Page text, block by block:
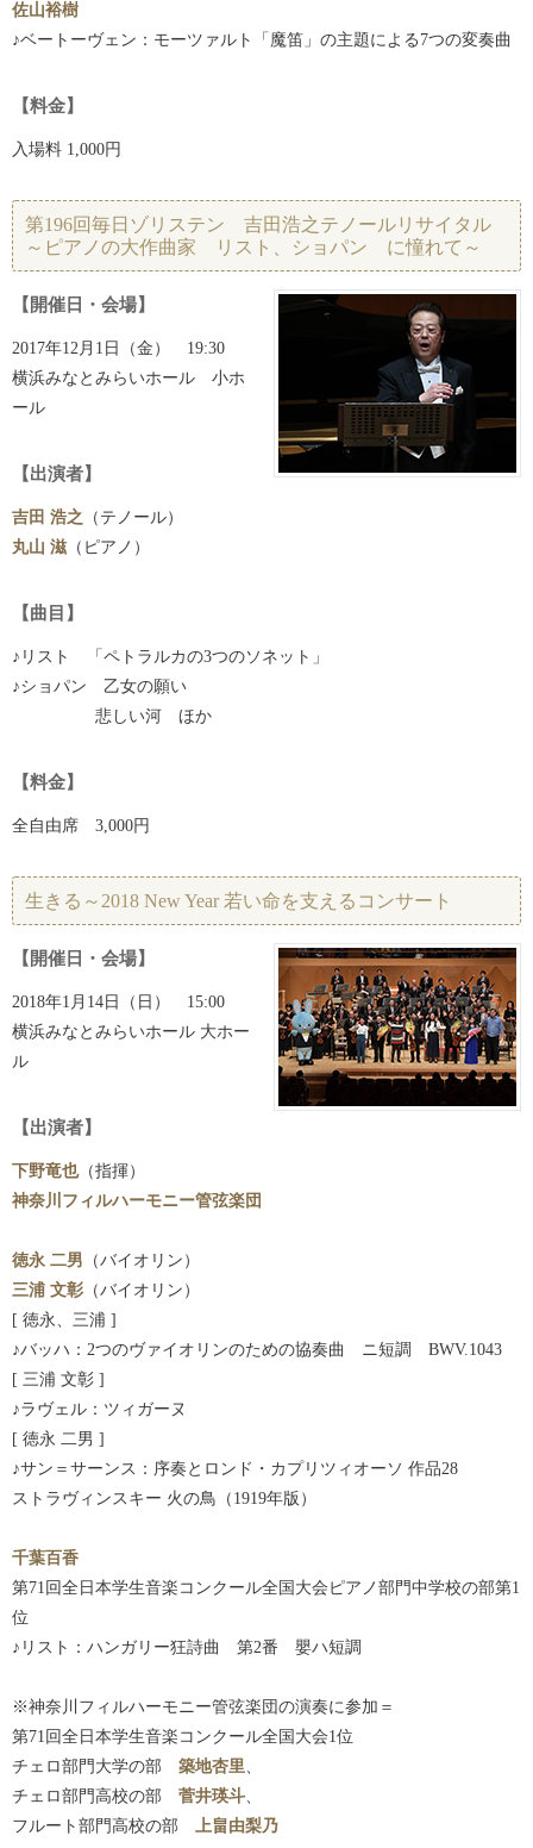
佐山裕樹
♪ベートーヴェン：モーツァルト「魔笛」の主題による7つの変奏曲
【料金】
入場料 1,000円
第196回毎日ゾリステン 吉田浩之テノールリサイタル
～ピアノの大作曲家 リスト、ショパン に憧れて～
【開催日・会場】
2017年12月1日（金） 19:30
横浜みなとみらいホール 小ホ
ール
【出演者】
吉田 浩之 （テノール）
丸山 滋 （ピアノ）
【曲目】
♪リスト 「ペトラルカの3つのソネット」
♪ショパン 乙女の願い
悲しい河 ほか
【料金】
全自由席 3,000円
生きる～2018 New Year 若い命を支えるコンサート
【開催日・会場】
2018年1月14日（日） 15:00
横浜みなとみらいホール 大ホー
ル
【出演者】
下野竜也（指揮）
神奈川フィルハーモニー管弦楽団
徳永 二男 （バイオリン）
三浦 文彰 （バイオリン）
[ 徳永、三浦 ]
♪バッハ：2つのヴァイオリンのための協奏曲 ニ短調 BWV.1043
[ 三浦 文彰 ]
♪ラヴェル：ツィガーヌ
[ 徳永 二男 ]
♪サン＝サーンス：序奏とロンド・カプリツィオーソ 作品28
ストラヴィンスキー 火の鳥（1919年版）
千葉百香
第71回全日本学生音楽コンクール全国大会ピアノ部門中学校の部第1
位
♪リスト：ハンガリー狂詩曲 第2番 嬰ハ短調
※神奈川フィルハーモニー管弦楽団の演奏に参加＝
第71回全日本学生音楽コンクール全国大会1位
チェロ部門大学の部 築地杏里、
チェロ部門高校の部 菅井瑛斗、
フルート部門高校の部 上畠由梨乃